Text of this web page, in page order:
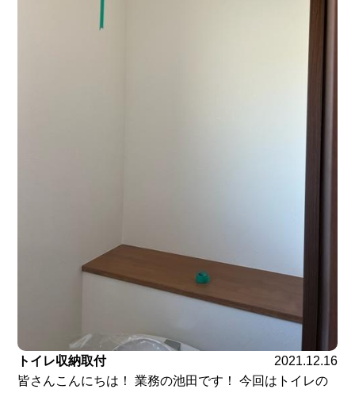
トイレ収納取付
2021.12.16
皆さんこんにちは！ 業務の池田です！ 今回はトイレの